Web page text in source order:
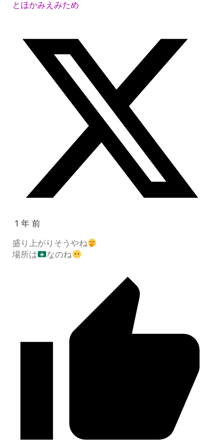
とほかみえみため
1 年 前
盛り上がりそうやね
場所は
なのね